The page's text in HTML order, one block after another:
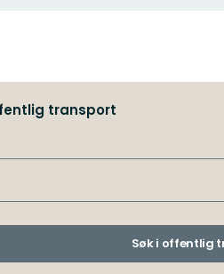
transport
Søk i offentlig